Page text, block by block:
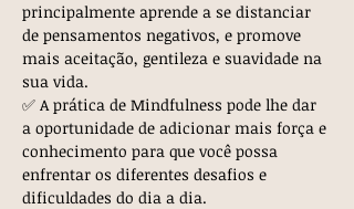
principalmente aprende a se distanciar
de pensamentos negativos, e promove
mais aceitação, gentileza e suavidade na
sua vida.
✅ A prática de Mindfulness pode lhe dar
a oportunidade de adicionar mais força e
conhecimento para que você possa
enfrentar os diferentes desafios e
dificuldades do dia a dia.